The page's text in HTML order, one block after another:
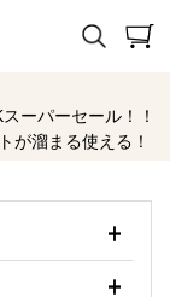
ーパーセール！！
が溜まる使える！